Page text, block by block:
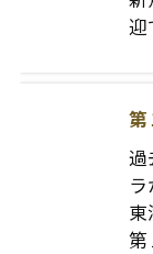
迎
過
第